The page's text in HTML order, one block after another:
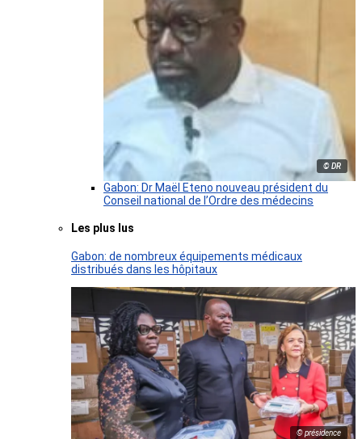
© DR
Gabon: Dr Maël Eteno nouveau président du
Conseil national de l’Ordre des médecins
Les plus lus
Gabon: de nombreux équipements médicaux
distribués dans les hôpitaux
© présidence